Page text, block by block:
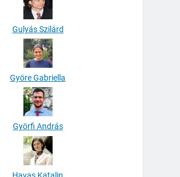
Gulyás Szilárd
Györe Gabriella
Györfi András